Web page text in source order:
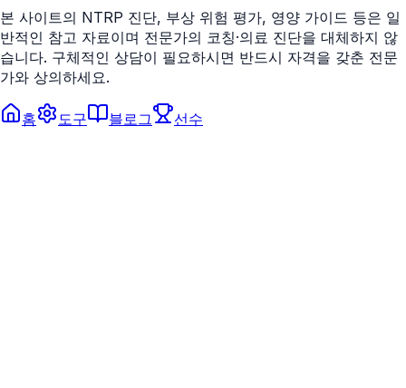
본 사이트의 NTRP 진단, 부상 위험 평가, 영양 가이드 등은 일
반적인 참고 자료이며 전문가의 코칭·의료 진단을 대체하지 않
습니다. 구체적인 상담이 필요하시면 반드시 자격을 갖춘 전문
가와 상의하세요.
홈 도구 블로그 선수